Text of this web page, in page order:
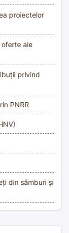
proiectelor
ale
privind
PNRR
din sâmburi și